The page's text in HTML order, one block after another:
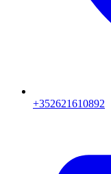
+352621610892